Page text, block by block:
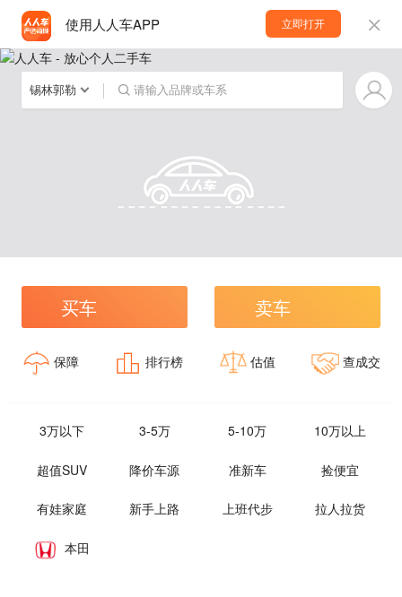
使用人人车APP 立即打开
锡林郭勒 请输入品牌或车系
买车 卖车
保障 排行榜 估值 查成交
3万以下 3-5万 5-10万 10万以上
超值SUV 降价车源 准新车 捡便宜
有娃家庭 新手上路 上班代步 拉人拉货
本田